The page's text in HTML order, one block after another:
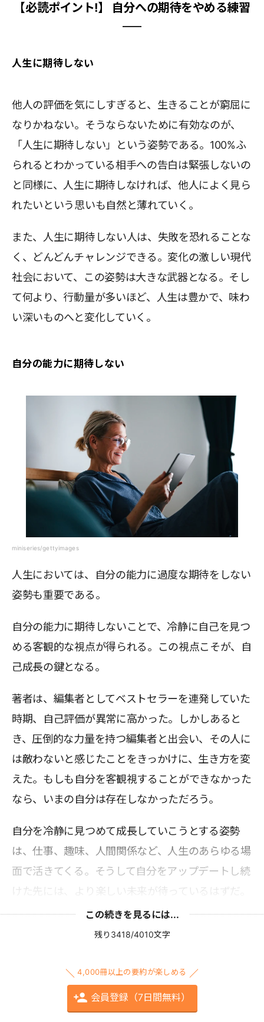
【必読ポイント!】 自分への期待をやめる練習
人生に期待しない
他人の評価を気にしすぎると、生きることが窮屈に
なりかねない。そうならないために有効なのが、
「人生に期待しない」という姿勢である。100%ふ
られるとわかっている相手への告白は緊張しないの
と同様に、人生に期待しなければ、他人によく見ら
れたいという思いも自然と薄れていく。
また、人生に期待しない人は、失敗を恐れることな
く、どんどんチャレンジできる。変化の激しい現代
社会において、この姿勢は大きな武器となる。そし
て何より、行動量が多いほど、人生は豊かで、味わ
い深いものへと変化していく。
自分の能力に期待しない
miniseries/gettyimages
人生においては、自分の能力に過度な期待をしない
姿勢も重要である。
自分の能力に期待しないことで、冷静に自己を見つ
める客観的な視点が得られる。この視点こそが、自
己成長の鍵となる。
著者は、編集者としてベストセラーを連発していた
時期、自己評価が異常に高かった。しかしあると
き、圧倒的な力量を持つ編集者と出会い、その人に
は敵わないと感じたことをきっかけに、生き方を変
えた。もしも自分を客観視することができなかった
なら、いまの自分は存在しなかっただろう。
自分を冷静に見つめて成長していこうとする姿勢
は、仕事、趣味、人間関係など、人生のあらゆる場
面で活きてくる。そうして自分をアップデートし続
けた先には、より楽しい未来が待っているはずだ。
この続きを見るには...
残り3418/4010文字
4,000冊以上の要約が楽しめる
会員登録（7日間無料）